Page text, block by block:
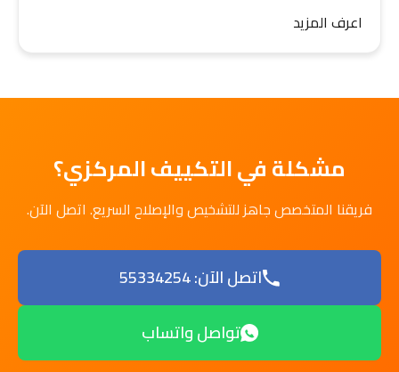
اعرف المزيد
مشكلة في التكييف المركزي؟
فريقنا المتخصص جاهز للتشخيص والإصلاح السريع. اتصل الآن.
اتصل الآن: 55334254
تواصل واتساب